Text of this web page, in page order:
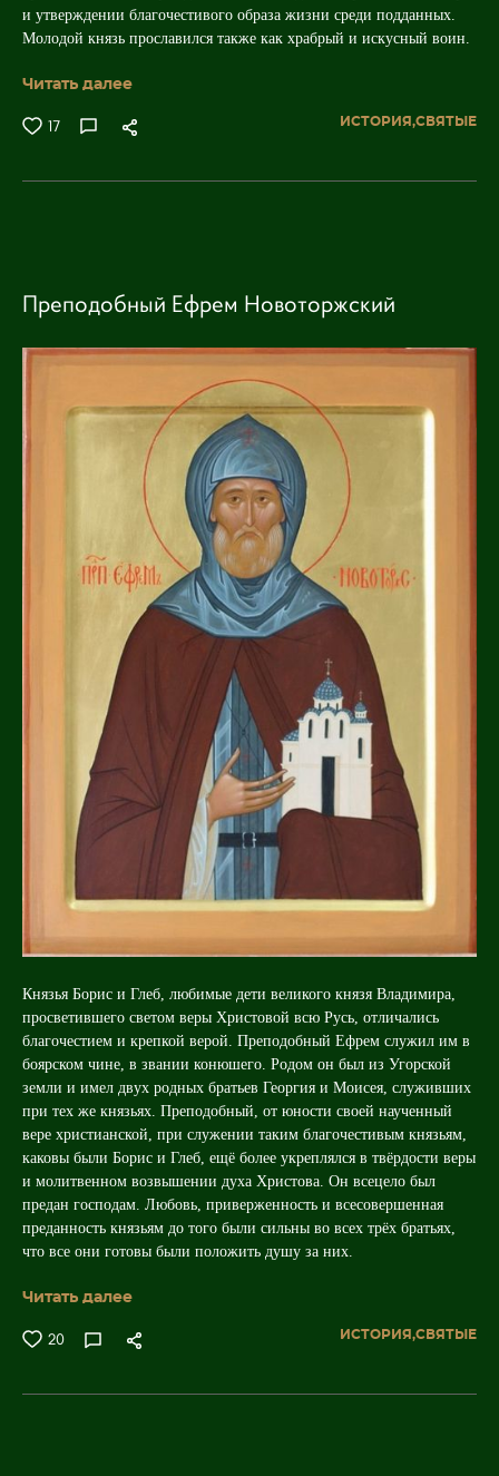
и утверждении благочестивого образа жизни среди подданных.
Молодой князь прославился также как храбрый и искусный воин.
Читать далее
17 ИСТОРИЯ,СВЯТЫЕ
Преподобный Ефрем Новоторжский
Князья Борис и Глеб, любимые дети великого князя Владимира,
просветившего светом веры Христовой всю Русь, отличались
благочестием и крепкой верой. Преподобный Ефрем служил им в
боярском чине, в звании конюшего. Родом он был из Угорской
земли и имел двух родных братьев Георгия и Моисея, служивших
при тех же князьях. Преподобный, от юности своей наученный
вере христианской, при служении таким благочестивым князьям,
каковы были Борис и Глеб, ещё более укреплялся в твёрдости веры
и молитвенном возвышении духа Христова. Он всецело был
предан господам. Любовь, приверженность и всесовершенная
преданность князьям до того были сильны во всех трёх братьях,
что все они готовы были положить душу за них.
Читать далее
20 ИСТОРИЯ,СВЯТЫЕ